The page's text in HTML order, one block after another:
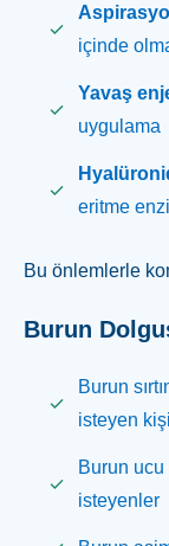
içinde
Yavaş
uygulama
eritme
Bu önlemlerle
Burun
Burun
isteyen
Burun
isteyenler